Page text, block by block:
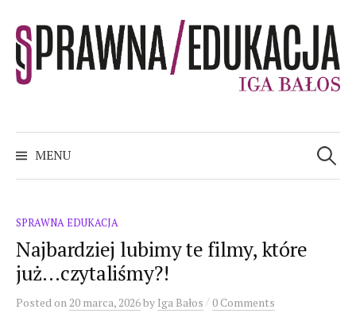
to
content
MENU Szukaj:
SPRAWNA EDUKACJA
Najbardziej lubimy te filmy, które
już…czytaliśmy?!
Posted on20 marca, 2026by Iga Bałos /0 Comments